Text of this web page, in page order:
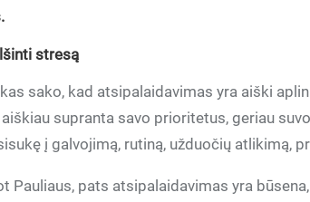
stresą
sako, kad atsipalaidavimas yra aiški
supranta savo prioritetus, geriau
į galvojimą, rutiną, užduočių atlikimą,
Pauliaus, pats atsipalaidavimas yra